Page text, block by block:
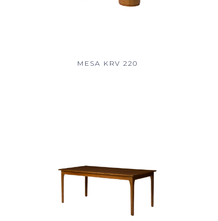
MESA KRV 220